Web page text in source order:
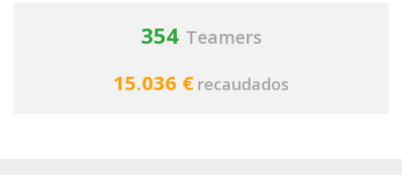
354 Teamers
15.036 € recaudados